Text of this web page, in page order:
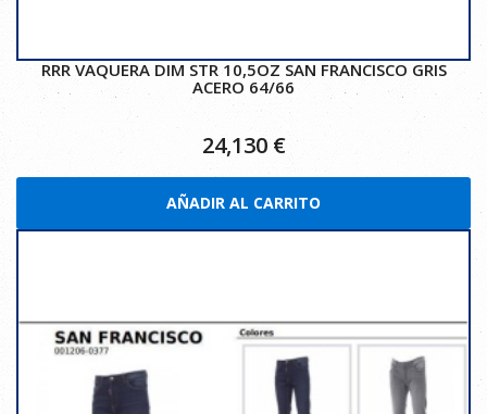
RRR VAQUERA DIM STR 10,5OZ SAN FRANCISCO GRIS
ACERO 64/66
24,130 €
AÑADIR AL CARRITO